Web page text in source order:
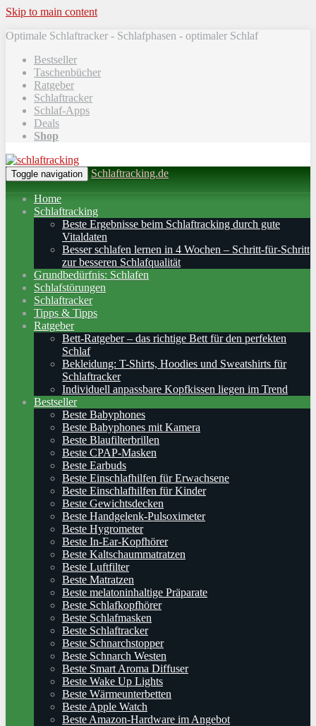
Skip to main content
Optimale Schlaftracker - Schlafphasen - optimaler Schlaf
Bestseller
Taschenbücher
Ratgeber
Schlaftracker
Schlaf-Apps
Deals
Shop
Toggle navigation Schlaftracking.de
Home
Schlaftracking
Beste Ergebnisse beim Schlaftracking durch gute
Vitaldaten
Besser schlafen lernen in 4 Wochen – Schritt‑für‑Schritt
zur besseren Schlafqualität
Grundbedürfnis: Schlafen
Schlafstörungen
Schlaftracker
Tipps & Tipps
Ratgeber
Bett-Ratgeber – das richtige Bett für den perfekten
Schlaf
Bekleidung: T-Shirts, Hoodies und Sweatshirts für
Schlaftracker
Individuell anpassbare Kopfkissen liegen im Trend
Bestseller
Beste Babyphones
Beste Babyphones mit Kamera
Beste Blaufilterbrillen
Beste CPAP-Masken
Beste Earbuds
Beste Einschlafhilfen für Erwachsene
Beste Einschlafhilfen für Kinder
Beste Gewichtsdecken
Beste Handgelenk-Pulsoximeter
Beste Hygrometer
Beste In-Ear-Kopfhörer
Beste Kaltschaummatratzen
Beste Luftfilter
Beste Matratzen
Beste melatoninhaltige Präparate
Beste Schlafkopfhörer
Beste Schlafmasken
Beste Schlaftracker
Beste Schnarchstopper
Beste Schnarch Westen
Beste Smart Aroma Diffuser
Beste Wake Up Lights
Beste Wärmeunterbetten
Beste Apple Watch
Beste Amazon-Hardware im Angebot